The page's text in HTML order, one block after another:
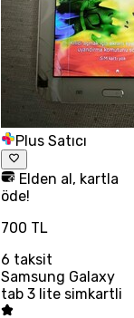
Plus Satıcı
Elden al, kartla
öde!
700 TL
6 taksit
Samsung Galaxy
tab 3 lite simkartli